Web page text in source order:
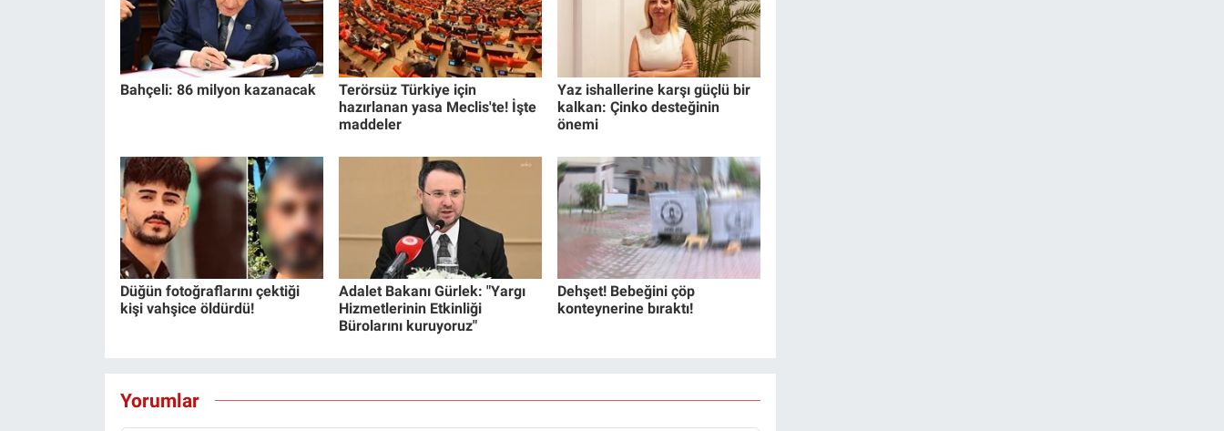
Bahçeli: 86 milyon kazanacak
Terörsüz Türkiye için
hazırlanan yasa Meclis'te! İşte
maddeler
Yaz ishallerine karşı güçlü bir
kalkan: Çinko desteğinin
önemi
Düğün fotoğraflarını çektiği
kişi vahşice öldürdü!
Adalet Bakanı Gürlek: "Yargı
Hizmetlerinin Etkinliği
Bürolarını kuruyoruz"
Dehşet! Bebeğini çöp
konteynerine bıraktı!
Yorumlar